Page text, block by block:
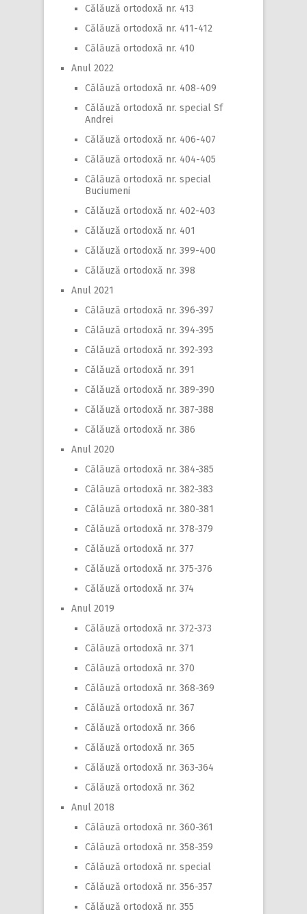
Călăuză ortodoxă nr. 413
Călăuză ortodoxă nr. 411-412
Călăuză ortodoxă nr. 410
Anul 2022
Călăuză ortodoxă nr. 408-409
Călăuză ortodoxă nr. special Sf
Andrei
Călăuză ortodoxă nr. 406-407
Călăuză ortodoxă nr. 404-405
Călăuză ortodoxă nr. special
Buciumeni
Călăuză ortodoxă nr. 402-403
Călăuză ortodoxă nr. 401
Călăuză ortodoxă nr. 399-400
Călăuză ortodoxă nr. 398
Anul 2021
Călăuză ortodoxă nr. 396-397
Călăuză ortodoxă nr. 394-395
Călăuză ortodoxă nr. 392-393
Călăuză ortodoxă nr. 391
Călăuză ortodoxă nr. 389-390
Călăuză ortodoxă nr. 387-388
Călăuză ortodoxă nr. 386
Anul 2020
Călăuză ortodoxă nr. 384-385
Călăuză ortodoxă nr. 382-383
Călăuză ortodoxă nr. 380-381
Călăuză ortodoxă nr. 378-379
Călăuză ortodoxă nr. 377
Călăuză ortodoxă nr. 375-376
Călăuză ortodoxă nr. 374
Anul 2019
Călăuză ortodoxă nr. 372-373
Călăuză ortodoxă nr. 371
Călăuză ortodoxă nr. 370
Călăuză ortodoxă nr. 368-369
Călăuză ortodoxă nr. 367
Călăuză ortodoxă nr. 366
Călăuză ortodoxă nr. 365
Călăuză ortodoxă nr. 363-364
Călăuză ortodoxă nr. 362
Anul 2018
Călăuză ortodoxă nr. 360-361
Călăuză ortodoxă nr. 358-359
Călăuză ortodoxă nr. special
Călăuză ortodoxă nr. 356-357
Călăuză ortodoxă nr. 355